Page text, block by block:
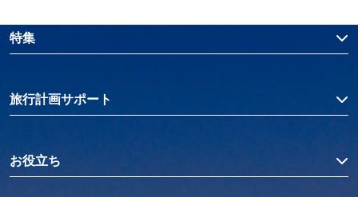
特集
旅行計画サポート
お役立ち